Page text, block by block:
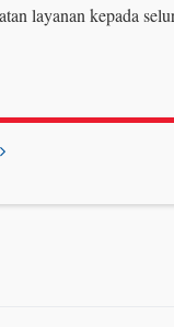
layanan kepada